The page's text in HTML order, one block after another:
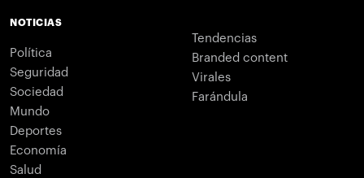
NOTICIAS
Política
Seguridad
Sociedad
Mundo
Deportes
Economía
Salud
Tendencias
Branded content
Virales
Farándula